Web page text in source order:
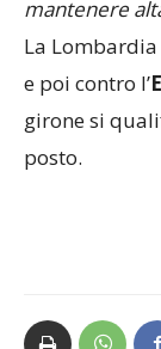
mantenere
La
e poi contro l’
girone si
posto.